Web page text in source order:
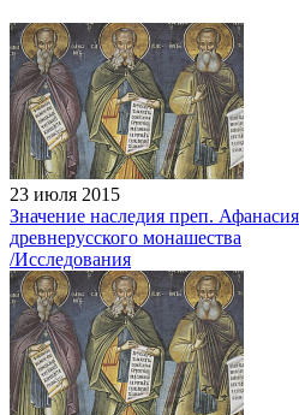
23 июля 2015
Значение наследия преп.
древнерусского монашества
/Исследования